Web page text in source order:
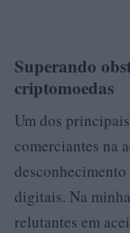
Superando
criptomoedas
Um dos
comerciantes na
digitais. Na
relutantes em